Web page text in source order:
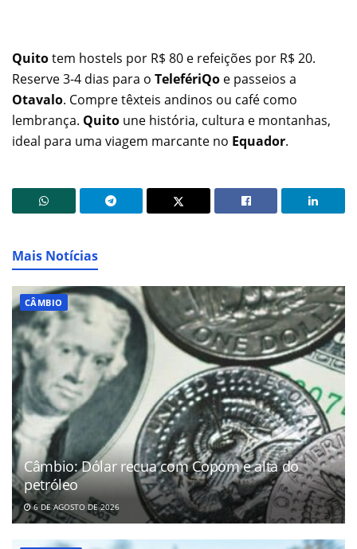
Quitotem hostels por R$ 80 e refeições por R$ 20.
Reserve 3-4 dias para o TelefériQo e passeios a
Otavalo. Compre têxteis andinos ou café como
lembrança. Quito une história, cultura e montanhas,
ideal para uma viagem marcante no Equador.
Mais Notícias
CÂMBIO
Câmbio: Dólar recua com Copom e alta do
petróleo
6 DE AGOSTO DE 2026